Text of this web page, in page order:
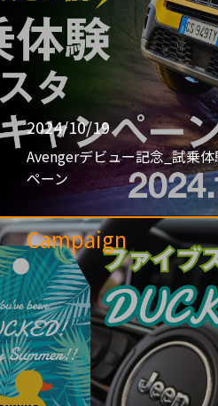
2024/10/19
Avengerデビュー記念_試乗
ペーン
Campaign